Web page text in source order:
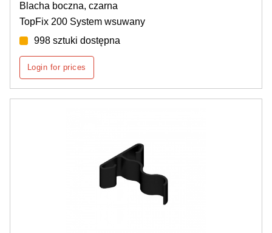
Blacha boczna, czarna
TopFix 200 System wsuwany
998 sztuki dostępna
Login for prices